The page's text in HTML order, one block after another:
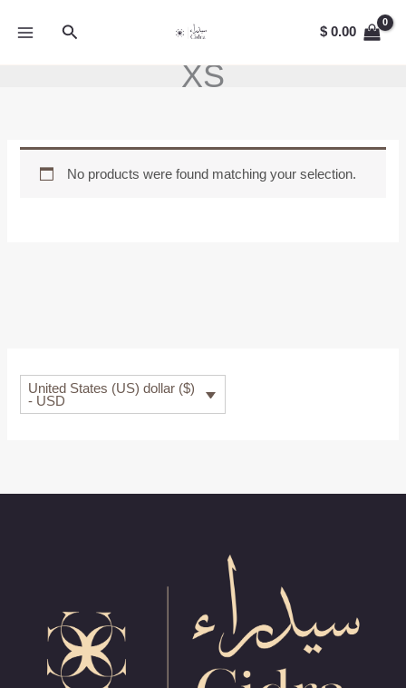
Search $ 0.00
XS
United States (US) dollar ($)
- USD
No products were found matching your selection.